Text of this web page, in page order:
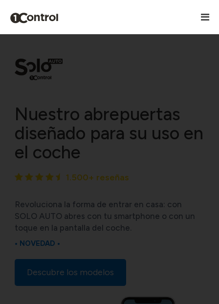
Nuestro abrepuertas
diseñado para su uso en
el coche
1.500+ reseñas
Revoluciona la forma de entrar en casa: con
SOLO AUTO abres con tu smartphone o con un
toque en la pantalla del coche.
• NOVEDAD •
Descubre los modelos